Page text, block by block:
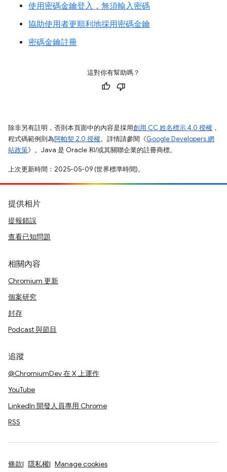
使用密碼金鑰登入，無須輸入密碼
協助使用者更順利地採用密碼金鑰
密碼金鑰註冊
這對你有幫助嗎？
除非另有註明，否則本頁面中的內容是採用創用 CC 姓名標示 4.0 授權 ，
程式碼範例則為阿帕契 2.0 授權。詳情請參閱《Google Developers 網
站政策》。Java 是 Oracle 和/或其關聯企業的註冊商標。
上次更新時間：2025-05-09 (世界標準時間)。
提供相片
提報錯誤
查看已知問題
相關內容
Chromium 更新
個案研究
封存
Podcast 與節目
追蹤
@ChromiumDev 在 X 上運作
YouTube
LinkedIn 開發人員專用 Chrome
RSS
條款 隱私權 Manage cookies